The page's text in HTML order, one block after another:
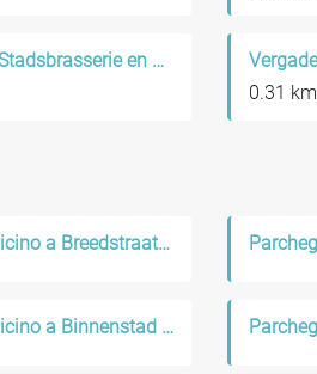
De Utrechter Stadsbrasserie en Bar
0.31 km
Parcheggio vicino a Breedstraat en Plompetorengracht
Parcheggio vicino a Binnenstad Utrecht